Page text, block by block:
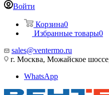
Войти
Корзина0
Избранные товары0
sales@ventermo.ru
г. Москва, Можайское
WhatsApp